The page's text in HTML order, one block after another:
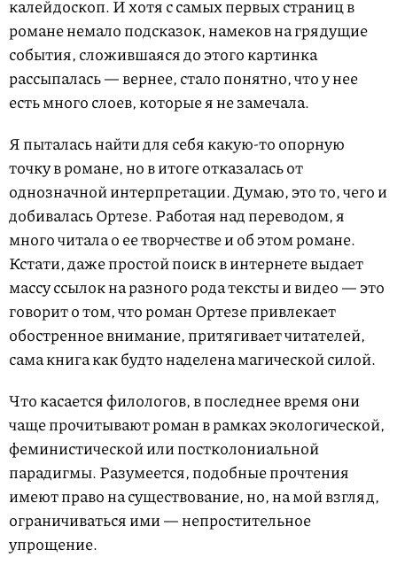
калейдоскоп. И хотя с самых первых страниц в
романе немало подсказок, намеков на грядущие
события, сложившаяся до этого картинка
рассыпалась — вернее, стало понятно, что у нее
есть много слоев, которые я не замечала.
Я пыталась найти для себя какую-то опорную
точку в романе, но в итоге отказалась от
однозначной интерпретации. Думаю, это то, чего и
добивалась Ортезе. Работая над переводом, я
много читала о ее творчестве и об этом романе.
Кстати, даже простой поиск в интернете выдает
массу ссылок на разного рода тексты и видео — это
говорит о том, что роман Ортезе привлекает
обостренное внимание, притягивает читателей,
сама книга как будто наделена магической силой.
Что касается филологов, в последнее время они
чаще прочитывают роман в рамках экологической,
феминистической или постколониальной
парадигмы. Разумеется, подобные прочтения
имеют право на существование, но, на мой взгляд,
ограничиваться ими — непростительное
упрощение.